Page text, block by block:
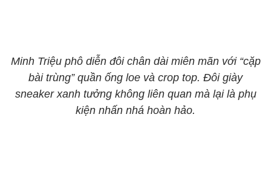
Minh Triệu phô diễn đôi chân dài miên mãn với “cặp
bài trùng” quần ống loe và crop top. Đôi giày
sneaker xanh tưởng không liên quan mà lại là phụ
kiện nhấn nhá hoàn hảo.